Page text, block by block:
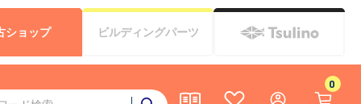
0
ショップ ビルディングパーツ